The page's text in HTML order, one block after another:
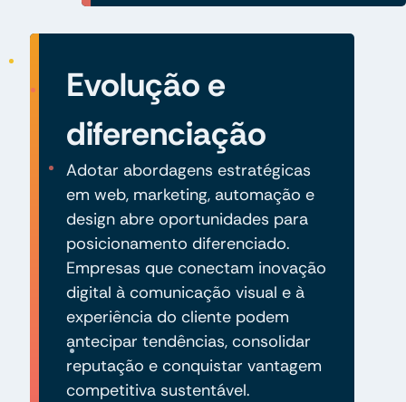
Evolução e
diferenciação
Adotar abordagens estratégicas
em web, marketing, automação e
design abre oportunidades para
posicionamento diferenciado.
Empresas que conectam inovação
digital à comunicação visual e à
experiência do cliente podem
antecipar tendências, consolidar
reputação e conquistar vantagem
competitiva sustentável.